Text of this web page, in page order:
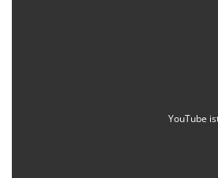
YouTube